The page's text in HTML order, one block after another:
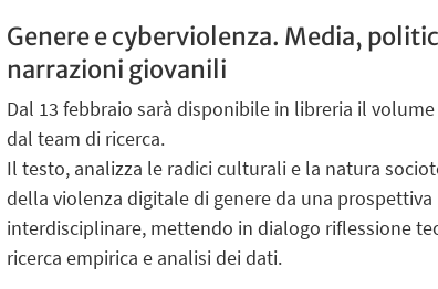
Genere e cyberviolenza. Media,
narrazioni giovanili
Dal 13 febbraio sarà disponibile in libreria il
dal team di ricerca.
Il testo, analizza le radici culturali e la natura
della violenza digitale di genere da una prospettiva
interdisciplinare, mettendo in dialogo riflessione
ricerca empirica e analisi dei dati.